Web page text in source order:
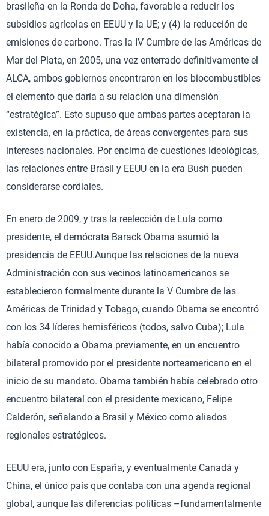
brasileña en la Ronda de Doha, favorable a reducir los
subsidios agrícolas en EEUU y la UE; y (4) la reducción de
emisiones de carbono. Tras la IV Cumbre de las Américas de
Mar del Plata, en 2005, una vez enterrado definitivamente el
ALCA, ambos gobiernos encontraron en los biocombustibles
el elemento que daría a su relación una dimensión
“estratégica”. Esto supuso que ambas partes aceptaran la
existencia, en la práctica, de áreas convergentes para sus
intereses nacionales. Por encima de cuestiones ideológicas,
las relaciones entre Brasil y EEUU en la era Bush pueden
considerarse cordiales.
En enero de 2009, y tras la reelección de Lula como
presidente, el demócrata Barack Obama asumió la
presidencia de EEUU.Aunque las relaciones de la nueva
Administración con sus vecinos latinoamericanos se
establecieron formalmente durante la V Cumbre de las
Américas de Trinidad y Tobago, cuando Obama se encontró
con los 34 líderes hemisféricos (todos, salvo Cuba); Lula
había conocido a Obama previamente, en un encuentro
bilateral promovido por el presidente norteamericano en el
inicio de su mandato. Obama también había celebrado otro
encuentro bilateral con el presidente mexicano, Felipe
Calderón, señalando a Brasil y México como aliados
regionales estratégicos.
EEUU era, junto con España, y eventualmente Canadá y
China, el único país que contaba con una agenda regional
global, aunque las diferencias políticas –fundamentalmente